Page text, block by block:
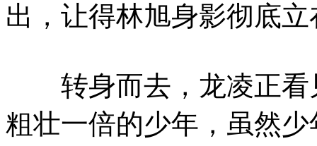
出，让得林旭身影彻底
转身而去，龙凌正看
粗壮一倍的少年，虽然